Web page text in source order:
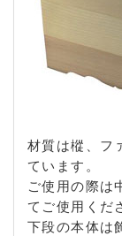
材質は樅、フ
ています。
ご使用の際は
てご使用くだ
下段の本体は